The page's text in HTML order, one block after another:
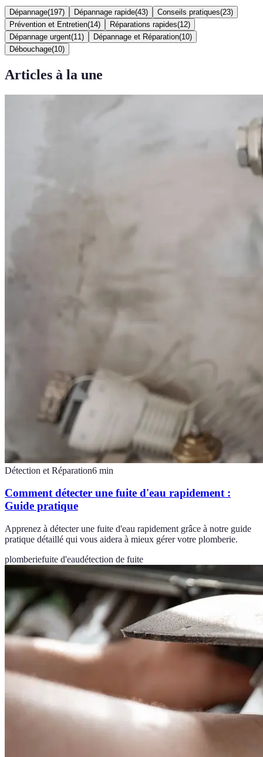
Dépannage(197) Dépannage rapide(43) Conseils pratiques(23)
Prévention et Entretien(14) Réparations rapides(12)
Dépannage urgent(11 ) Dépannage et Réparation(10)
Débouchage(10)
Articles à la une
Détection et Réparation6 min
Comment détecter une fuite d'eau rapidement :
Guide pratique
Apprenez à détecter une fuite d'eau rapidement grâce à notre guide
pratique détaillé qui vous aidera à mieux gérer votre plomberie.
plomberiefuite d'eaudétection de fuite